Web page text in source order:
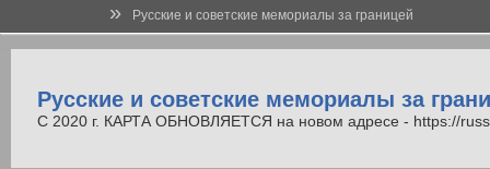
» Русские и советские мемориалы за границей
Русские и советские мемориалы за
С 2020 г. КАРТА ОБНОВЛЯЕТСЯ на новом адресе - https://